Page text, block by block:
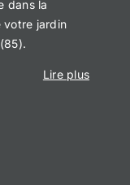
dans la
votre jardin
Lire plus